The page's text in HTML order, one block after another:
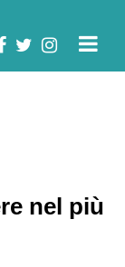
nel più